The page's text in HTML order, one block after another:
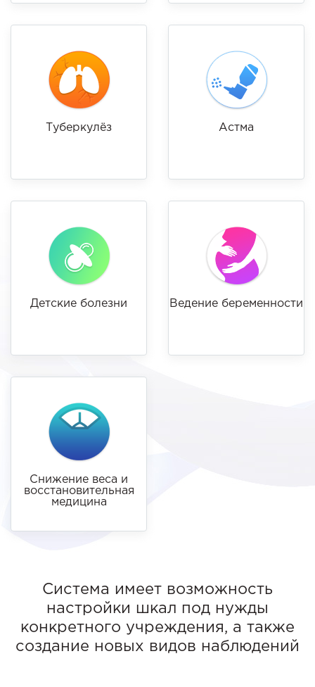
Туберкулёз Астма
Детские болезни Ведение беременности
Снижение веса и
восстановительная
медицина
Система имеет возможность
настройки шкал под нужды
конкретного учреждения, а также
создание новых видов наблюдений